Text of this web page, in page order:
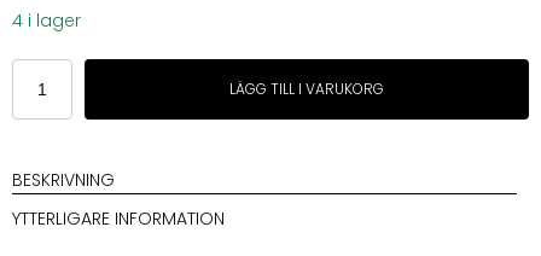
4 i lager
Essential
The
Gentle
100g
mängd
LÄGG TILL I VARUKORG
BESKRIVNING
YTTERLIGARE INFORMATION